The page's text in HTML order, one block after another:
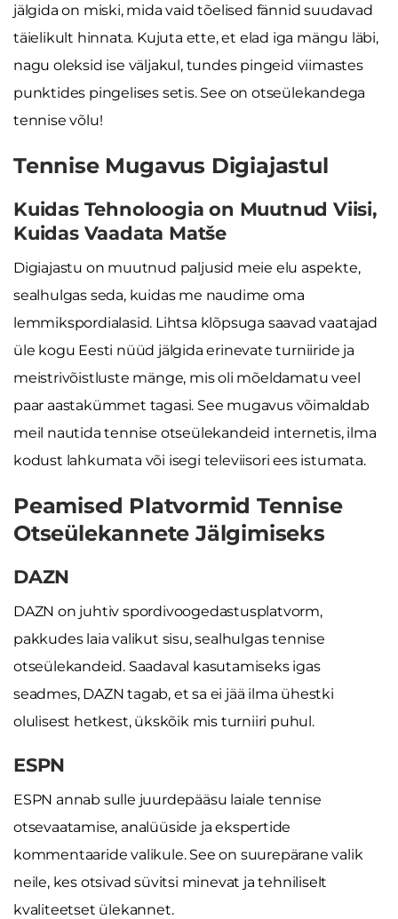
jälgida on miski, mida vaid tõelised fännid suudavad
täielikult hinnata. Kujuta ette, et elad iga mängu läbi,
nagu oleksid ise väljakul, tundes pingeid viimastes
punktides pingelises setis. See on otseülekandega
tennise võlu!
Tennise Mugavus Digiajastul
Kuidas Tehnoloogia on Muutnud Viisi,
Kuidas Vaadata Matše
Digiajastu on muutnud paljusid meie elu aspekte,
sealhulgas seda, kuidas me naudime oma
lemmikspordialasid. Lihtsa klõpsuga saavad vaatajad
üle kogu Eesti nüüd jälgida erinevate turniiride ja
meistrivõistluste mänge, mis oli mõeldamatu veel
paar aastakümmet tagasi. See mugavus võimaldab
meil nautida tennise otseülekandeid internetis, ilma
kodust lahkumata või isegi televiisori ees istumata.
Peamised Platvormid Tennise
Otseülekannete Jälgimiseks
DAZN
DAZN on juhtiv spordivoogedastusplatvorm,
pakkudes laia valikut sisu, sealhulgas tennise
otseülekandeid. Saadaval kasutamiseks igas
seadmes, DAZN tagab, et sa ei jää ilma ühestki
olulisest hetkest, ükskõik mis turniiri puhul.
ESPN
ESPN annab sulle juurdepääsu laiale tennise
otsevaatamise, analüüside ja ekspertide
kommentaaride valikule. See on suurepärane valik
neile, kes otsivad süvitsi minevat ja tehniliselt
kvaliteetset ülekannet.